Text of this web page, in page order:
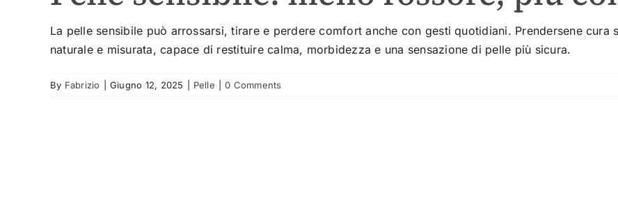
La pelle sensibile può arrossarsi, tirare e perdere comfort anche con gesti quotidiani. Prendersene
naturale e misurata, capace di restituire calma, morbidezza e una sensazione di pelle più sicura.
By Fabrizio Giugno 12, 2025 Pelle 0 Comments